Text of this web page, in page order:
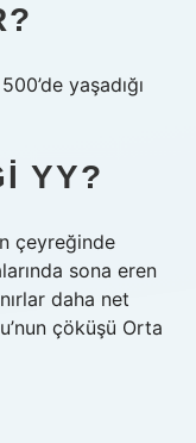
yaşadığı
YY?
çeyreğinde
sona eren
daha net
çöküşü Orta